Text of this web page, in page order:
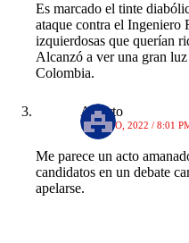
Es marcado el tinte
ataque contra el Ingeniero
izquierdosas que querían
Alcanzó a ver una gran luz
Colombia.
Alberto
15 JUNIO, 2022 / 8:01
Me parece un acto
candidatos en un debate
apelarse.